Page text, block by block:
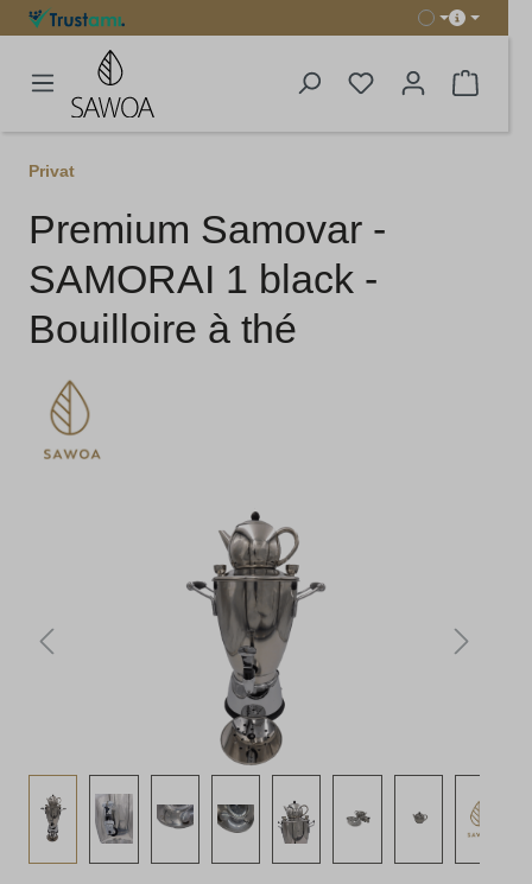
principal
Le
Privat
Premium Samovar -
SAMORAI 1 black -
Bouilloire à thé
Ignorer la galerie d'images